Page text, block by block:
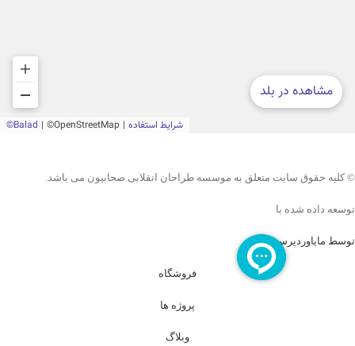
© کلیه حقوق سایت متعلق به موسسه طراحان انقلابی صحابیون می باشد.
توسعه داده شده با
توسط مایاوردپرس
فروشگاه
پروژه ها
وبلاگ